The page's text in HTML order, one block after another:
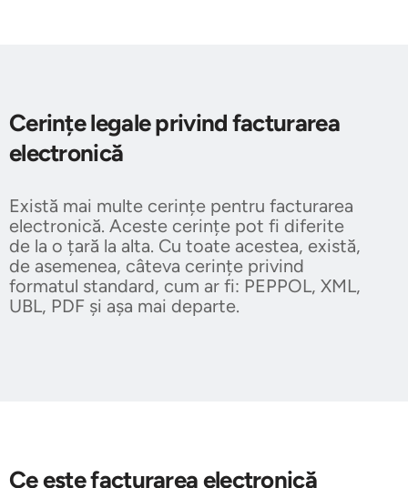
Cerințe legale privind facturarea
electronică
Există mai multe cerințe pentru facturarea
electronică. Aceste cerințe pot fi diferite
de la o țară la alta. Cu toate acestea, există,
de asemenea, câteva cerințe privind
formatul standard, cum ar fi: PEPPOL, XML,
UBL, PDF și așa mai departe.
Ce este facturarea electronică